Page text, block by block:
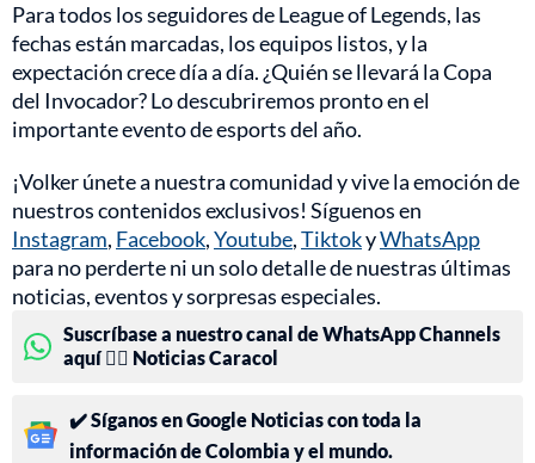
Para todos los seguidores de League of Legends, las
fechas están marcadas, los equipos listos, y la
expectación crece día a día. ¿Quién se llevará la Copa
del Invocador? Lo descubriremos pronto en el
importante evento de esports del año.
¡Volker únete a nuestra comunidad y vive la emoción de
nuestros contenidos exclusivos! Síguenos en
Instagram, Facebook,Youtube,TiktokyWhatsApp
para no perderte ni un solo detalle de nuestras últimas
noticias, eventos y sorpresas especiales.
Suscríbase a nuestro canal de WhatsApp Channels
aquí 👉🏻 Noticias Caracol
✔️ Síganos en Google Noticias con toda la
información de Colombia y el mundo.